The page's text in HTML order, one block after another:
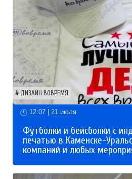
ДИЗАЙН ВОВРЕМЯ
12:07 | 21 июля
Футболки и бейсболки с
печатью в Каменске-
компаний и любых